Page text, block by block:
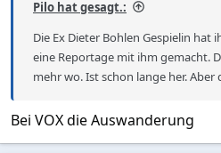
Pilo hat gesagt.:
Die Ex Dieter Bohlen Gespielin hat
eine Reportage mit ihm gemacht.
mehr wo. Ist schon lange her.
Bei VOX die Auswanderung